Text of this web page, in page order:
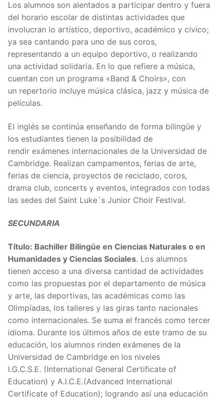
Los alumnos son alentados a participar dentro y fuera
del horario escolar de distintas actividades que
involucran lo artístico, deportivo, académico y cívico;
ya sea cantando para uno de sus coros,
representando a un equipo deportivo, o realizando
una actividad solidaria. En lo que refiere a música,
cuentan con un programa «Band & Choirs», con
un repertorio incluye música clásica, jazz y música de
películas.
El inglés se continúa enseñando de forma bilingüe y
los estudiantes tienen la posibilidad de
rendir exámenes internacionales de la Universidad de
Cambridge. Realizan campamentos, ferias de arte,
ferias de ciencia, proyectos de reciclado, coros,
drama club, concerts y eventos, integrados con todas
las sedes del Saint Luke´s Junior Choir Festival.
SECUNDARIA
Título: Bachiller Bilingüe en Ciencias Naturales o en
Humanidades y Ciencias Sociales. Los alumnos
tienen acceso a una diversa cantidad de actividades
como las propuestas por el departamento de música
y arte, las deportivas, las académicas como las
Olimpíadas, los talleres y las giras tanto nacionales
como internacionales. Se suma el francés como tercer
idioma. Durante los últimos años de este tramo de su
educación, los alumnos rinden exámenes de la
Universidad de Cambridge en los niveles
I.G.C.S.E. (International General Certificate of
Education) y A.I.C.E.(Advanced International
Certificate of Education); logrando así una educación